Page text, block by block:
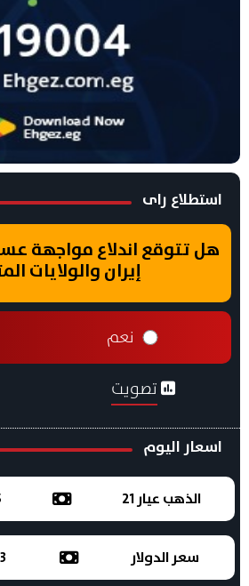
استطلاع راى
هل تتوقع اندلاع مواجهة
إيران والولايات
نعم
تصويت
اسعار اليوم
الذهب عيار 21
سعر الدولار